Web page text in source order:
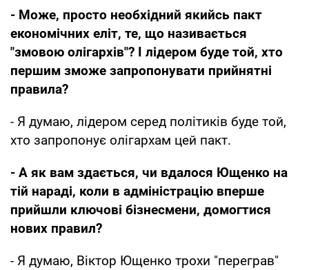
- Може, просто необхідний якийсь пакт
економічних еліт, те, що називається
"змовою олігархів"? І лідером буде той, хто
першим зможе запропонувати прийнятні
правила?
- Я думаю, лідером серед політиків буде той,
хто запропонує олігархам цей пакт.
- А як вам здається, чи вдалося Ющенко на
тій нараді, коли в адміністрацію вперше
прийшли ключові бізнесмени, домогтися
нових правил?
- Я думаю, Віктор Ющенко трохи "переграв"